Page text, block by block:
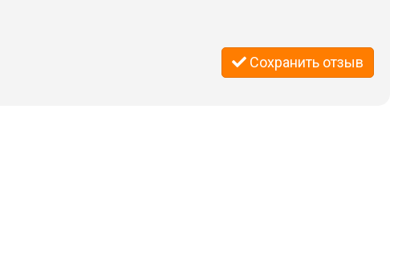
Сохранить отзыв